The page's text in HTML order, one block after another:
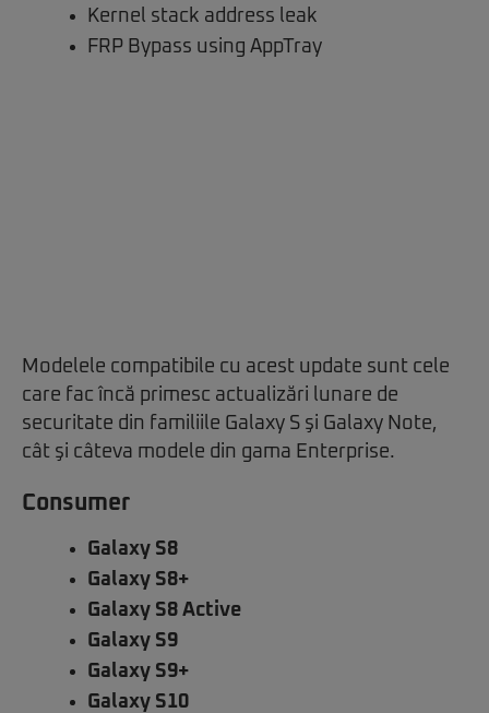
Kernel stack address leak
FRP Bypass using AppTray
Modelele compatibile cu acest update sunt cele
care fac încă primesc actualizări lunare de
securitate din familiile Galaxy S şi Galaxy Note,
cât şi câteva modele din gama Enterprise.
Consumer
Galaxy S8
Galaxy S8+
Galaxy S8 Active
Galaxy S9
Galaxy S9+
Galaxy S10